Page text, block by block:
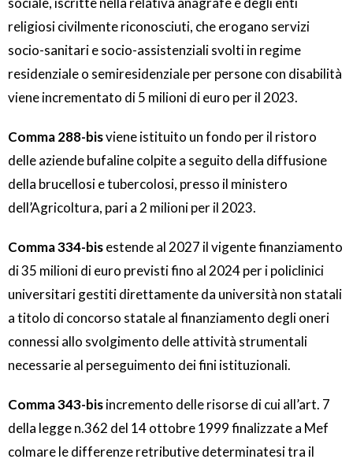
religiosi civilmente riconosciuti, che erogano servizi
socio-sanitari e socio-assistenziali svolti in regime
residenziale o semiresidenziale per persone con disabilità
viene incrementato di 5 milioni di euro per il 2023.
Comma 288-bisviene istituito un fondo per il ristoro
delle aziende bufaline colpite a seguito della diffusione
della brucellosi e tubercolosi, presso il ministero
dell’Agricoltura, pari a 2 milioni per il 2023.
Comma 334-bisestende al 2027 il vigente finanziamento
di 35 milioni di euro previsti fino al 2024 per i policlinici
universitari gestiti direttamente da università non statali
a titolo di concorso statale al finanziamento degli oneri
connessi allo svolgimento delle attività strumentali
necessarie al perseguimento dei fini istituzionali.
Comma 343-bisincremento delle risorse di cui all’art. 7
della legge n.362 del 14 ottobre 1999 finalizzate a Mef
colmare le differenze retributive determinatesi tra il